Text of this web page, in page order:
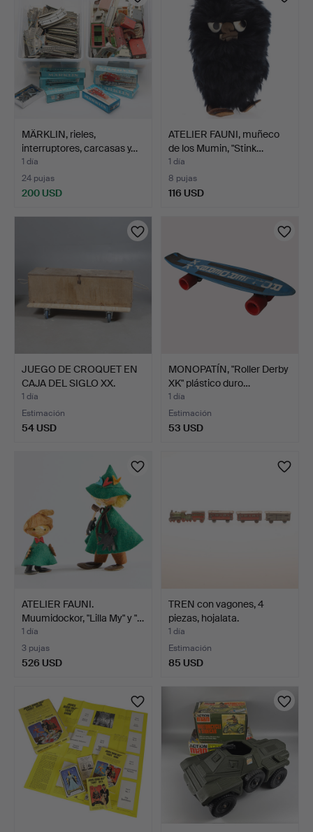
MÄRKLIN, rieles,
interruptores, carcasas y…
1 día
24 pujas
200 USD
ATELIER FAUNI, muñeco
de los Mumin, "Stink…
1 día
8 pujas
116 USD
JUEGO DE CROQUET EN
CAJA DEL SIGLO XX.
1 día
Estimación
54 USD
MONOPATÍN, "Roller Derby
XK" plástico duro…
1 día
Estimación
53 USD
ATELIER FAUNI.
Muumidockor, "Lilla My" y "…
1 día
3 pujas
526 USD
TREN con vagones, 4
piezas, hojalata.
1 día
Estimación
85 USD